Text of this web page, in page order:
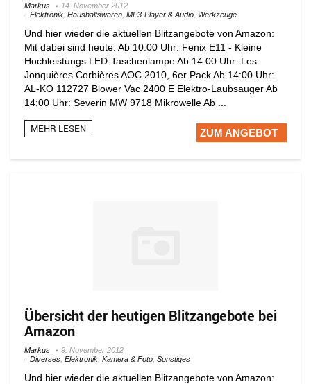
Markus
14. November 2012
Elektronik Haushaltswaren MP3-Player & Audio Werkzeuge
Und hier wieder die aktuellen Blitzangebote von Amazon:
Mit dabei sind heute: Ab 10:00 Uhr: Fenix E11 - Kleine
Hochleistungs LED-Taschenlampe Ab 14:00 Uhr: Les
Jonquières Corbières AOC 2010, 6er Pack Ab 14:00 Uhr:
AL-KO 112727 Blower Vac 2400 E Elektro-Laubsauger Ab
14:00 Uhr: Severin MW 9718 Mikrowelle Ab ...
MEHR LESEN ZUM ANGEBOT
Übersicht der heutigen Blitzangebote bei
Amazon
Markus
9. November 2012
Diverses Elektronik Kamera & Foto Sonstiges
Und hier wieder die aktuellen Blitzangebote von Amazon: